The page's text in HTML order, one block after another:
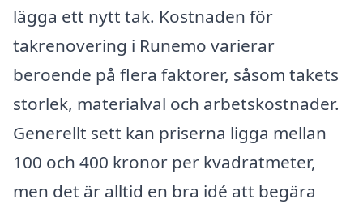
lägga ett nytt tak. Kostnaden för
takrenovering i Runemo varierar
beroende på flera faktorer, såsom takets
storlek, materialval och arbetskostnader.
Generellt sett kan priserna ligga mellan
100 och 400 kronor per kvadratmeter,
men det är alltid en bra idé att begära